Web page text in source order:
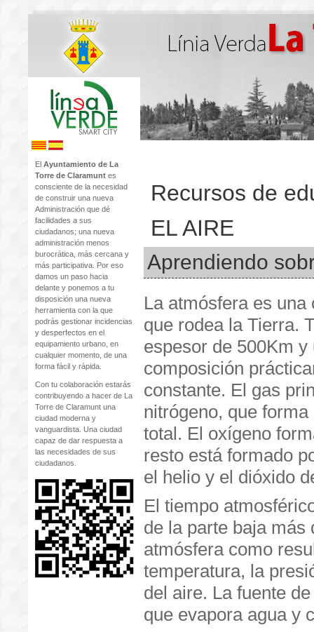
El Ayuntamiento de La
Torre de Claramunt es
consciente de la necesidad
de construir una nueva
Administración que dé
facilidades a sus
ciudadanos; una nueva
administración menos
burocrática, más cercana y
más participativa. Por eso
damos un paso hacia
delante y ponemos a tu
disposición una nueva
herramienta con la que
podrás gestionar incidencias
y desperfectos en el
equipamiento urbano, en
cualquier momento, de una
forma fácil y rápida.
Con tu colaboración estarás
contribuyendo a hacer de La
Torre de Claramunt una
ciudad moderna y
vanguardista. Una ciudad
capaz de dar respuesta a
las necesidades de sus
ciudadanos.
Recursos de
EL AIRE
Aprendiendo
La atmósfera es una
que rodea la Tierra.
espesor de 500Km y
composición
constante. El gas
nitrógeno, que
total. El oxígeno
resto está formado
el helio y el dióxido
El tiempo
de la parte baja más
atmósfera como
temperatura, la
del aire. La fuente
que evapora agua y